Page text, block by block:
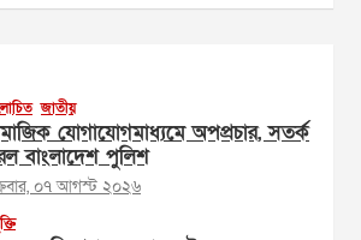
জাতীয়
যোগাযোগমাধ্যমে অপপ্রচার, সতর্ক
বাংলাদেশ পুলিশ
০৭ আগস্ট ২০২৬